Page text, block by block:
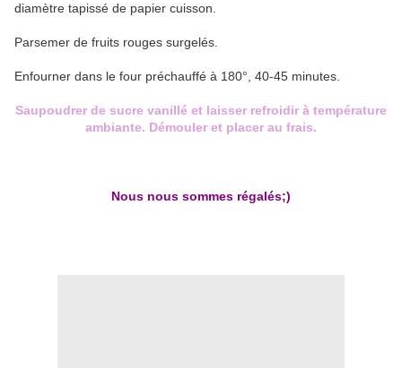
diamètre tapissé de papier cuisson.
Parsemer de fruits rouges surgelés.
Enfourner dans le four préchauffé à 180°, 40-45 minutes.
Saupoudrer de sucre vanillé et laisser refroidir à température
ambiante. Démouler et placer au frais.
Nous nous sommes régalés;)